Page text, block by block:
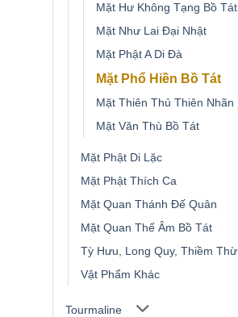
Mặt Hư Không Tạng Bồ Tát
Mặt Như Lai Đại Nhật
Mặt Phật A Di Đà
Mặt Phổ Hiền Bồ Tát
Mặt Thiên Thủ Thiên Nhãn
Mặt Văn Thù Bồ Tát
Mặt Phật Di Lặc
Mặt Phật Thích Ca
Mặt Quan Thánh Đế Quân
Mặt Quan Thế Âm Bồ Tát
Tỳ Hưu, Long Quy, Thiềm Thừ
Vật Phẩm Khác
Tourmaline